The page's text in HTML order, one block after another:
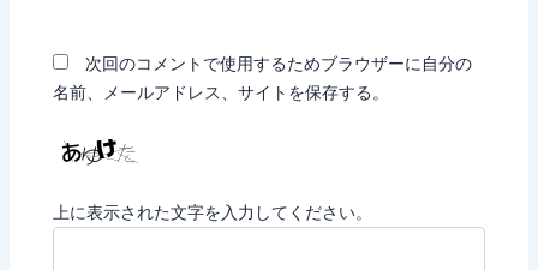
次回のコメントで使用するためブラウザーに自分の
名前、メールアドレス、サイトを保存する。
上に表示された文字を入力してください。